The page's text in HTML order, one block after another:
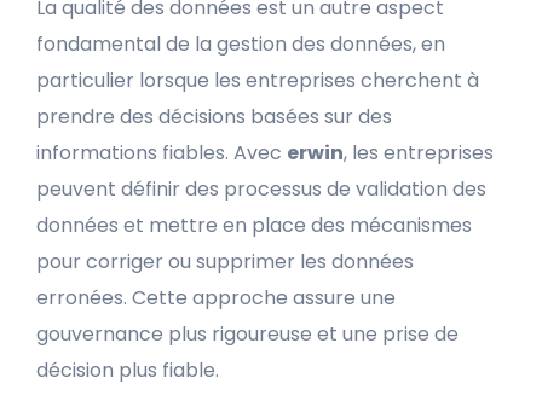
La qualité des données est un autre aspect
fondamental de la gestion des données, en
particulier lorsque les entreprises cherchent à
prendre des décisions basées sur des
informations fiables. Avec erwin, les entreprises
peuvent définir des processus de validation des
données et mettre en place des mécanismes
pour corriger ou supprimer les données
erronées. Cette approche assure une
gouvernance plus rigoureuse et une prise de
décision plus fiable.